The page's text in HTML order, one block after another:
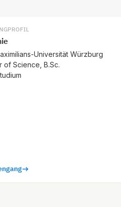
Universität Würzburg
of Science, B.Sc.